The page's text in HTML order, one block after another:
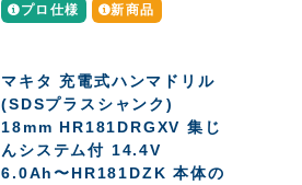
プロ仕様 新商品
マキタ 充電式ハンマドリル
(SDSプラスシャンク)
18mm HR181DRGXV 集じ
んシステム付 14.4V
6.0Ah〜HR181DZK 本体の